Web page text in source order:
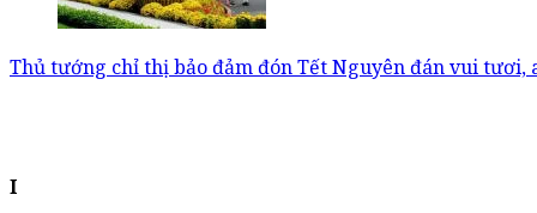
Thủ tướng chỉ thị bảo đảm đón Tết Nguyên đán vui tươi,
I